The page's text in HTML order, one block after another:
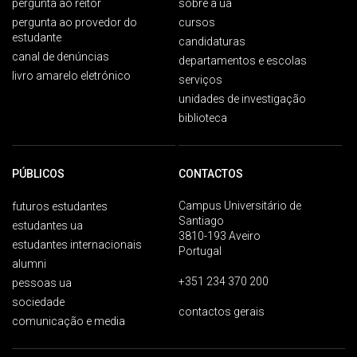
pergunta ao reitor
pergunta ao provedor do
estudante
canal de denúncias
livro amarelo eletrónico
sobre a ua
cursos
candidaturas
departamentos e escolas
serviços
unidades de investigação
biblioteca
PÚBLICOS
futuros estudantes
estudantes ua
estudantes internacionais
alumni
pessoas ua
sociedade
comunicação e media
CONTACTOS
Campus Universitário de
Santiago
3810-193 Aveiro
Portugal
+351 234 370 200
contactos gerais